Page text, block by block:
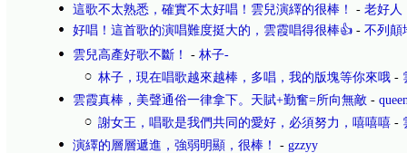
這歌不太熟悉，確實不太好唱！雲兒演繹的很棒！
- 老好人
好唱！這首歌的演唱難度挺大的，雲霞唱得很棒👍 - 不列顛
雲兒高產好歌不斷！
- 林子-
林子，現在唱歌越來越棒，多唱，我的版塊等你來哦 -
雲霞真棒，美聲通俗一律拿下。天賦+勤奮=所向無敵 -
謝女王，唱歌是我們共同的愛好，必須努力，嘻嘻嘻 -
演繹的層層遞進，強弱明顯，很棒！
- gzzyy